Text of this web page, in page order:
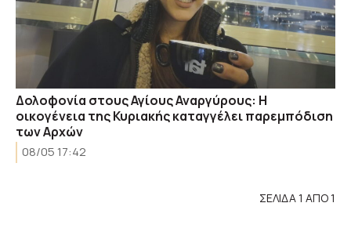
Δολοφονία στους Αγίους Αναργύρους: Η
οικογένεια της Κυριακής καταγγέλει παρεμπόδιση
των Αρχών
08/05 17:42
ΣΕΛΙΔΑ 1 ΑΠΟ 1